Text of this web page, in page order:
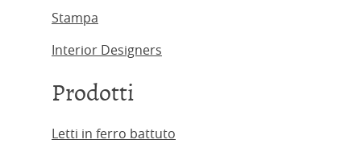
Stampa
Interior Designers
Prodotti
Letti in ferro battuto